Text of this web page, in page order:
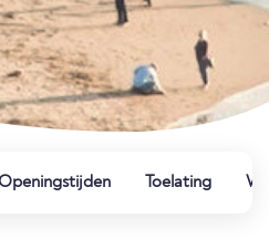
Openingstijden Toelating